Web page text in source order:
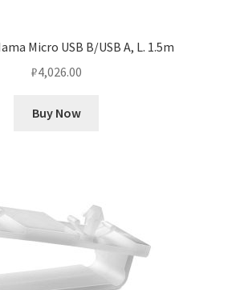
Micro USB B/USB A, L. 1.5m
₽4,026.00
Buy Now